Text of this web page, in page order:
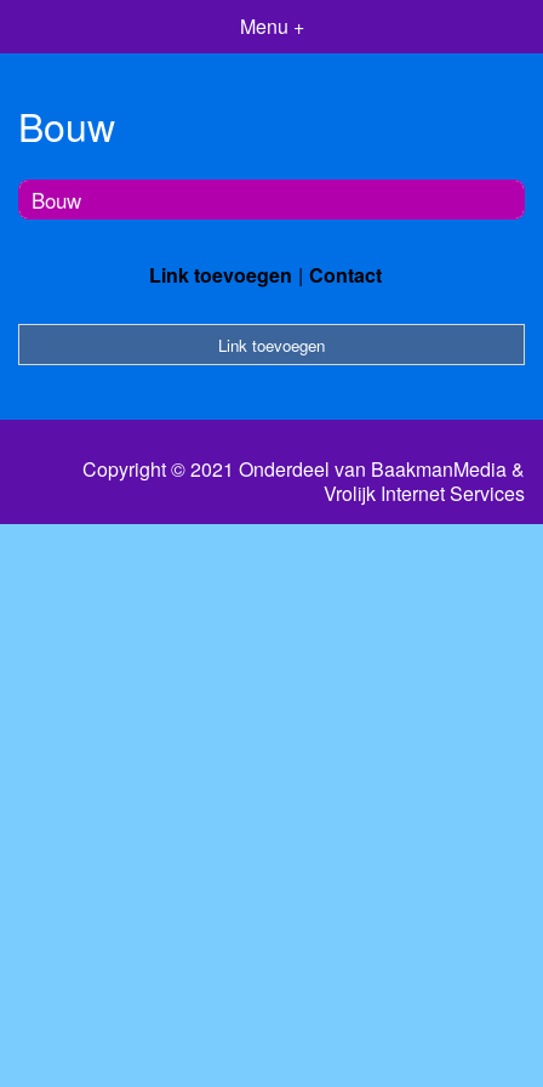
Menu +
Bouw
Bouw
Link toevoegen Contact
Link toevoegen
Copyright © 2021 Onderdeel van BaakmanMedia&
Vrolijk Internet Services